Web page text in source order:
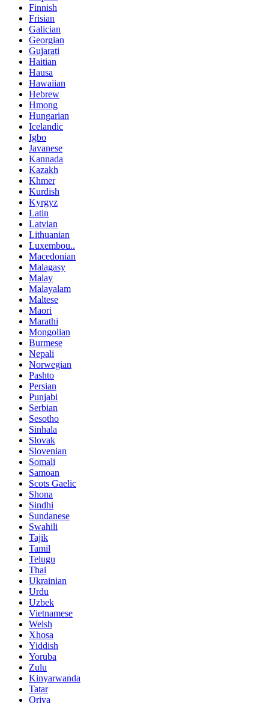
Finnish
Frisian
Galician
Georgian
Gujarati
Haitian
Hausa
Hawaiian
Hebrew
Hmong
Hungarian
Icelandic
Igbo
Javanese
Kannada
Kazakh
Khmer
Kurdish
Kyrgyz
Latin
Latvian
Lithuanian
Luxembou..
Macedonian
Malagasy
Malay
Malayalam
Maltese
Maori
Marathi
Mongolian
Burmese
Nepali
Norwegian
Pashto
Persian
Punjabi
Serbian
Sesotho
Sinhala
Slovak
Slovenian
Somali
Samoan
Scots Gaelic
Shona
Sindhi
Sundanese
Swahili
Tajik
Tamil
Telugu
Thai
Ukrainian
Urdu
Uzbek
Vietnamese
Welsh
Xhosa
Yiddish
Yoruba
Zulu
Kinyarwanda
Tatar
Oriya